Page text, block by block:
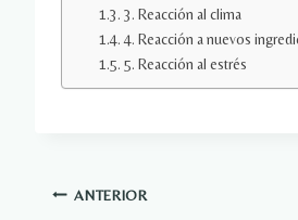
3. Reacción al clima
4. Reacción a nuevos
5. Reacción al estrés
Navegación
ANTERIOR